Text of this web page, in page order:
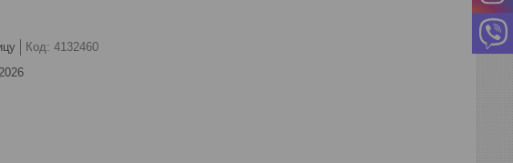
Код: 4132460